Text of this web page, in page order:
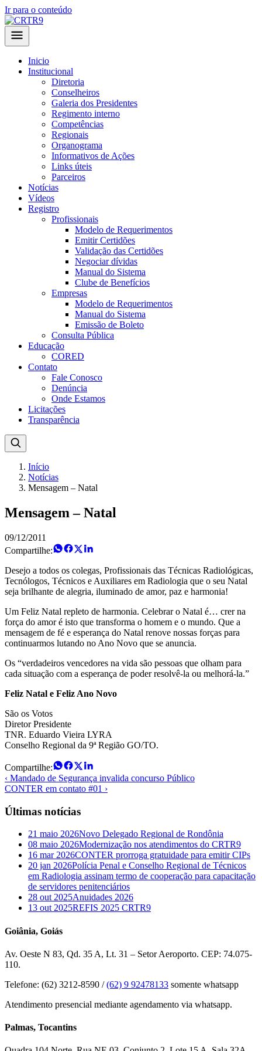
Ir para o conteúdo
Inicio
Institucional
Diretoria
Conselheiros
Galeria dos Presidentes
Regimento interno
Competências
Regionais
Organograma
Informativos de Ações
Links úteis
Parceiros
Notícias
Vídeos
Registro
Profissionais
Modelo de Requerimentos
Emitir Certidões
Validação das Certidões
Negociar dívidas
Manual do Sistema
Clube de Benefícios
Empresas
Modelo de Requerimentos
Manual do Sistema
Emissão de Boleto
Consulta Pública
Educação
CORED
Contato
Fale Conosco
Denúncia
Onde Estamos
Licitações
Transparência
Início
Notícias
Mensagem – Natal
Mensagem – Natal
09/12/2011
Compartilhe:
Desejo a todos os colegas, Profissionais das Técnicas Radiológicas,
Tecnólogos, Técnicos e Auxiliares em Radiologia que o seu Natal
seja brilhante de alegria, iluminado de amor, paz e harmonia!
Um Feliz Natal repleto de harmonia. Celebrar o Natal é… crer na
força do amor é isto que transforma o homem e o mundo. Que a
mensagem de fé e esperança do Natal renove nossas forças para
continuarmos lutando no Ano Novo que se anuncia.
Os “verdadeiros vencedores na vida são pessoas que olham para
cada situação com a esperança de poder resolvê-la ou melhorá-la.”
Feliz Natal e Feliz Ano Novo
São os Votos
Diretor Presidente
TNR. Eduardo Vieira LYRA
Conselho Regional da 9ª Região GO/TO.
Compartilhe:
‹ Mandado de Segurança invalida concurso Público
CONTER em contato #01 ›
Últimas notícias
21 maio 2026Novo Delegado Regional de Rondônia
08 maio 2026Modernização nos atendimentos do CRTR9
16 mar 2026CONTER prorroga gratuidade para emitir CIPs
20 jan 2026Polícia Penal e Conselho Regional de Técnicos
em Radiologia assinam termo de cooperação para capacitação
de servidores penitenciários
28 out 2025Anuidades 2026
13 out 2025REFIS 2025 CRTR9
Goiânia, Goiás
Av. Oeste N 83, Qd. 35 A, Lt. 31 – Setor Aeroporto. CEP: 74.075-
110.
Telefone: (62) 3212-8590 /(62) 9 92478133 somente whatsapp
Atendimento presencial mediante agendamento via whatsapp.
Palmas, Tocantins